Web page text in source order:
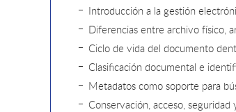
Introducción a la gestión
Diferencias entre archivo físico,
Ciclo de vida del documento
Clasificación documental e
Metadatos como soporte para
Conservación, acceso,